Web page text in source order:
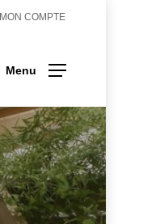
MON COMPTE
Menu